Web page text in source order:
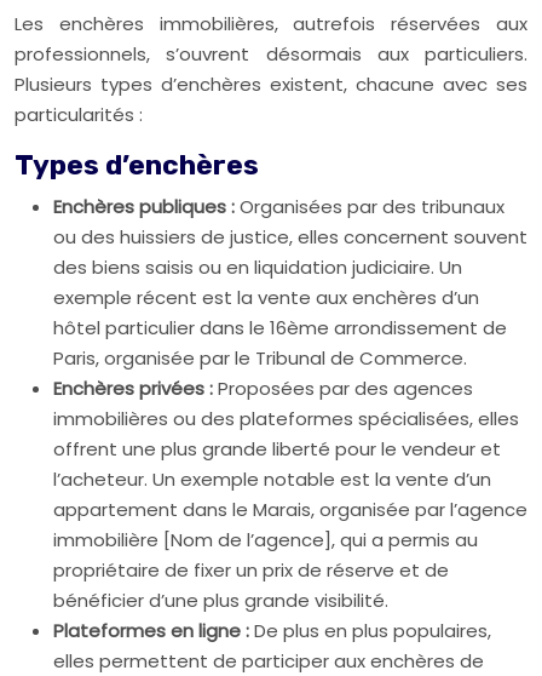
Les enchères immobilières, autrefois réservées aux
professionnels, s’ouvrent désormais aux particuliers.
Plusieurs types d’enchères existent, chacune avec ses
particularités :
Types d’enchères
Enchères publiques :Organisées par des tribunaux
ou des huissiers de justice, elles concernent souvent
des biens saisis ou en liquidation judiciaire. Un
exemple récent est la vente aux enchères d’un
hôtel particulier dans le 16ème arrondissement de
Paris, organisée par le Tribunal de Commerce.
Enchères privées :Proposées par des agences
immobilières ou des plateformes spécialisées, elles
offrent une plus grande liberté pour le vendeur et
l’acheteur. Un exemple notable est la vente d’un
appartement dans le Marais, organisée par l’agence
immobilière [Nom de l’agence], qui a permis au
propriétaire de fixer un prix de réserve et de
bénéficier d’une plus grande visibilité.
Plateformes en ligne :De plus en plus populaires,
elles permettent de participer aux enchères de